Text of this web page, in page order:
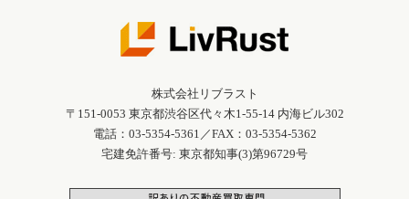
株式会社リブラスト
〒151-0053 東京都渋谷区代々木1-55-14 内海ビル302
電話：03-5354-5361／FAX：03-5354-5362
宅建免許番号: 東京都知事(3)第96729号